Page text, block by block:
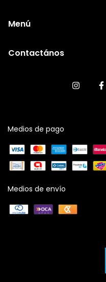
Menú
Contactános
Medios de pago
Medios de envío